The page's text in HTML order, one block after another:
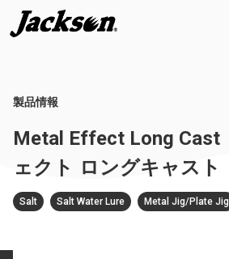
製品情報
Metal Effect Long Cast
ェクト ロングキャスト
Salt Salt Water Lure Metal Jig/Plate Jig